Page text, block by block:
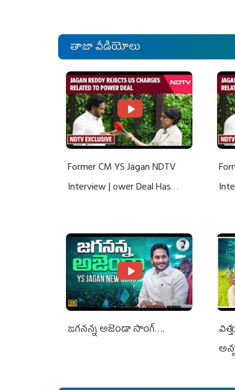
తాజా వీడియోలు
Former CM YS Jagan NDTV
Interview | ower Deal Has
జగనన్న అజెండా సాంగ్….